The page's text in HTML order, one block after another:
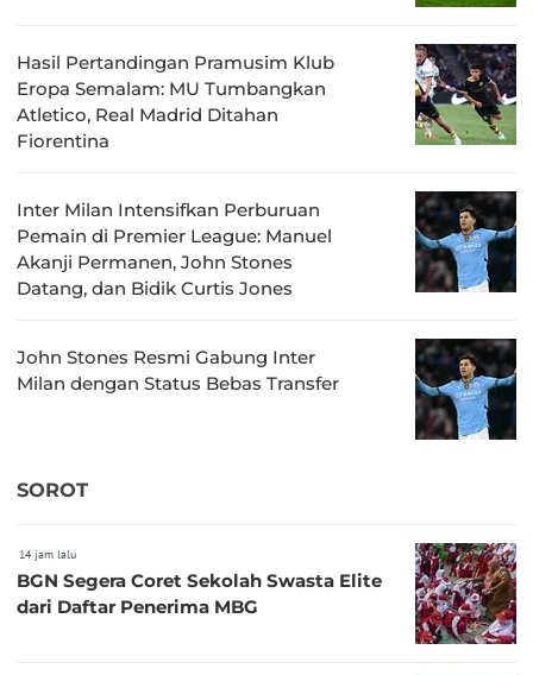
Hasil Pertandingan Pramusim Klub
Eropa Semalam: MU Tumbangkan
Atletico, Real Madrid Ditahan
Fiorentina
Inter Milan Intensifkan Perburuan
Pemain di Premier League: Manuel
Akanji Permanen, John Stones
Datang, dan Bidik Curtis Jones
John Stones Resmi Gabung Inter
Milan dengan Status Bebas Transfer
SOROT
14 jam lalu
BGN Segera Coret Sekolah Swasta Elite
dari Daftar Penerima MBG